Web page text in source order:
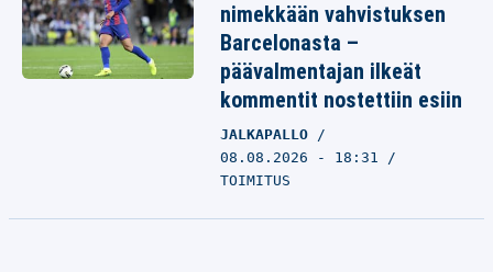
nimekkään vahvistuksen
Barcelonasta –
päävalmentajan ilkeät
kommentit nostettiin esiin
JALKAPALLO
08.08.2026 - 18:31
TOIMITUS